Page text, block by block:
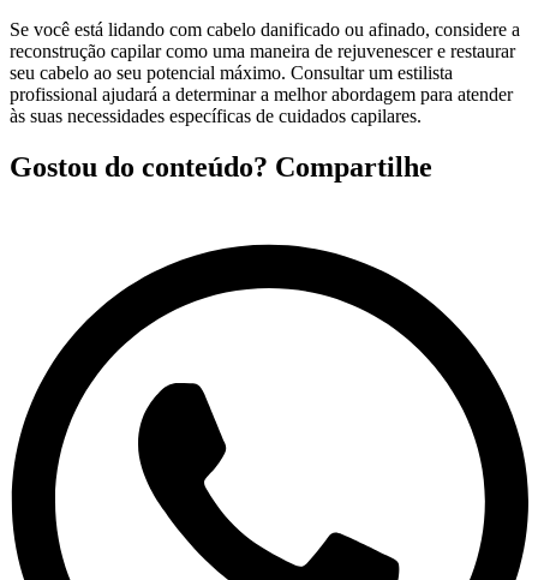
Se você está lidando com cabelo danificado ou afinado, considere a
reconstrução capilar como uma maneira de rejuvenescer e restaurar
seu cabelo ao seu potencial máximo. Consultar um estilista
profissional ajudará a determinar a melhor abordagem para atender
às suas necessidades específicas de cuidados capilares.
Gostou do conteúdo? Compartilhe